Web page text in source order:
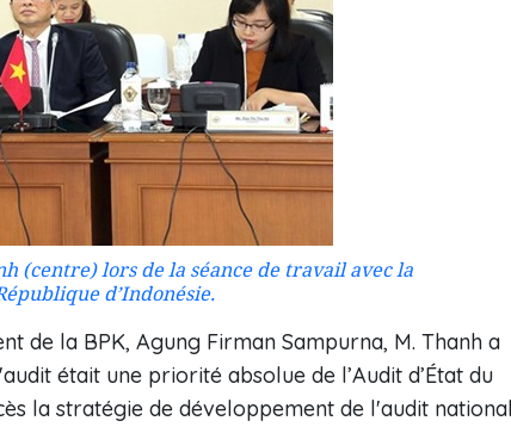
(centre) lors de la séance de travail avec la
d’Indonésie.
de la BPK, Agung Firman Sampurna, M. Thanh a
était une priorité absolue de l’Audit d’État du
la stratégie de développement de l'audit